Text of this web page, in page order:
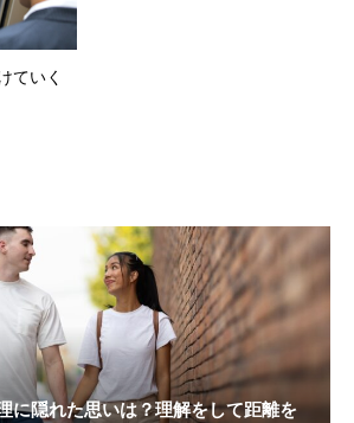
ていく
に隠れた思いは？理解をして距離を